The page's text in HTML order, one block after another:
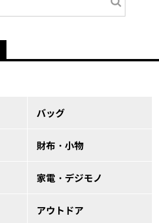
バッグ
財布・小物
家電・デジモノ
アウトドア